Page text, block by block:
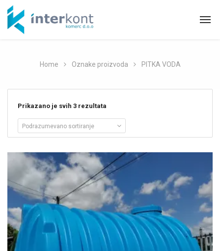
Home Oznake proizvoda PITKA VODA
Prikazano je svih 3 rezultata
Podrazumevano sortiranje